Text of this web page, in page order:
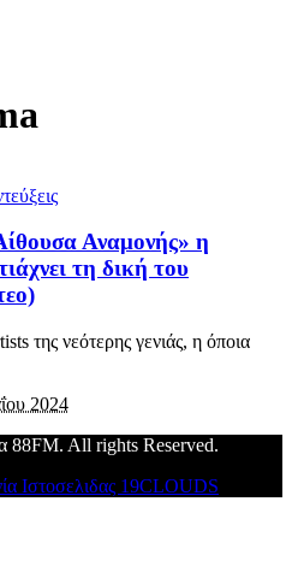
Αναμονής» η
τη δική του
της νεότερης γενιάς, η όποια
2024
88FM. All rights Reserved.
Ιστοσελιδας 19CLOUDS